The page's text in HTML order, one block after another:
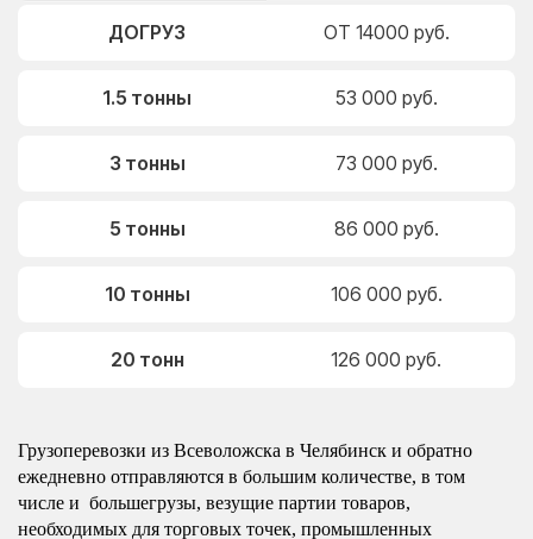
ДОГРУЗ ОТ 14000 руб.
1.5 тонны 53 000 руб.
3 тонны 73 000 руб.
5 тонны 86 000 руб.
10 тонны 106 000 руб.
20 тонн 126 000 руб.
Грузоперевозки из Всеволожска в Челябинск и обратно
ежедневно отправляются в большим количестве, в том
числе и большегрузы, везущие партии товаров,
необходимых для торговых точек, промышленных